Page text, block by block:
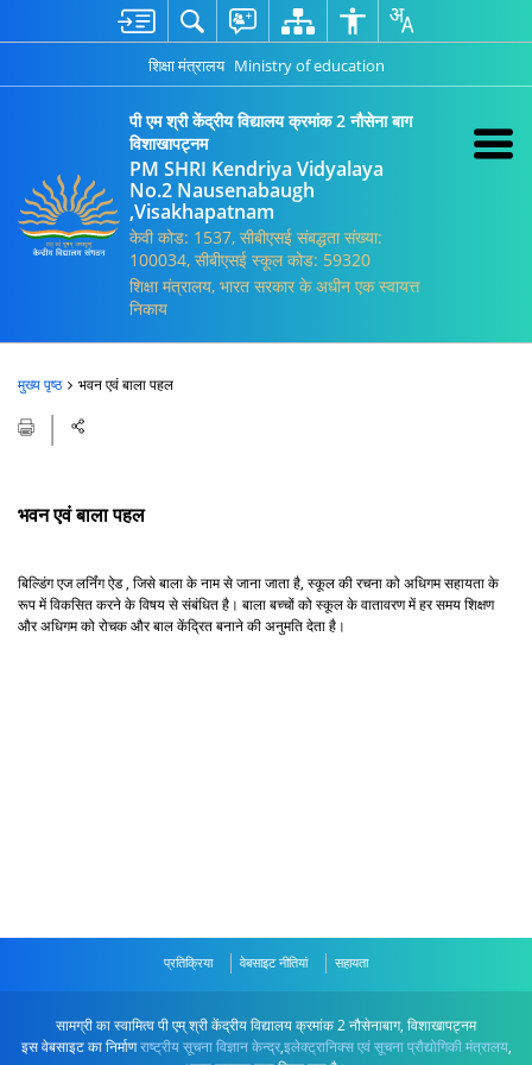
शिक्षा मंत्रालय Ministry of education
पी एम श्री केंद्रीय विद्यालय क्रमांक 2 नौसेना बाग
विशाखापट्नम
PM SHRI Kendriya Vidyalaya
No.2 Nausenabaugh
,Visakhapatnam
केवी कोड: 1537, सीबीएसई संबद्धता संख्या:
100034, सीबीएसई स्कूल कोड: 59320
शिक्षा मंत्रालय, भारत सरकार के अधीन एक स्वायत्त
निकाय
मुख्य पृष्ठ भवन एवं बाला पहल
भवन एवं बाला पहल
बिल्डिंग एज लर्निंग ऐड , जिसे बाला के नाम से जाना जाता है, स्कूल की रचना को अधिगम सहायता के
रूप में विकसित करने के विषय से संबंधित है। बाला बच्चों को स्कूल के वातावरण में हर समय शिक्षण
और अधिगम को रोचक और बाल केंद्रित बनाने की अनुमति देता है।
प्रतिक्रिया वेबसाइट नीतियां सहायता
सामग्री का स्वामित्व पी एम् श्री केंद्रीय विद्यालय क्रमांक 2 नौसेनाबाग, विशाखापट्नम
इस वेबसाइट का निर्माणराष्ट्रीय सूचना विज्ञान केन्द्र,इलेक्ट्रानिक्स एवं सूचना प्रौद्योगिकी मंत्रालय,